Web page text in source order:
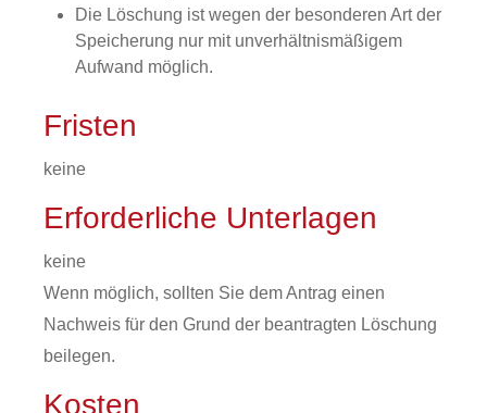
Die Löschung ist wegen der besonderen Art der
Speicherung nur mit unverhältnismäßigem
Aufwand möglich.
Fristen
keine
Erforderliche Unterlagen
keine
Wenn möglich, sollten Sie dem Antrag einen
Nachweis für den Grund der beantragten Löschung
beilegen.
Kosten